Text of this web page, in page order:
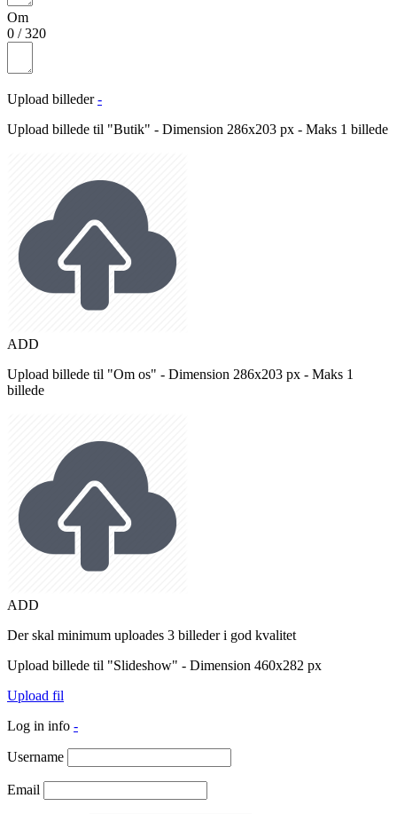
Om
0 /320
Upload billeder -
Upload billede til "Butik" - Dimension 286x203 px - Maks 1 billede
ADD
Upload billede til "Om os" - Dimension 286x203 px - Maks 1
billede
ADD
Der skal minimum uploades 3 billeder i god kvalitet
Upload billede til "Slideshow" - Dimension 460x282 px
Upload fil
Log in info -
Username
Email